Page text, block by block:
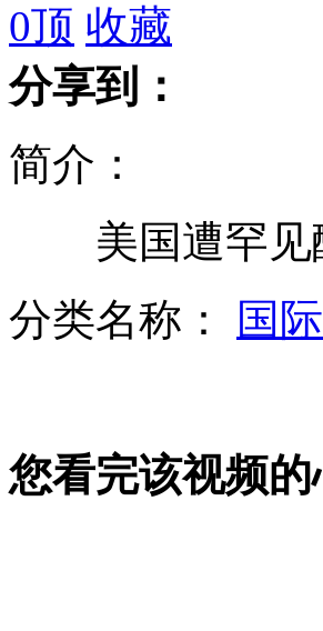
彭帅不敌基里连科无缘温网八强
拉莫斯力压C罗成技术统计最佳
0顶 收藏
分享到：
简介：
美国遭罕见
分类名称：
国
您看完该视频的